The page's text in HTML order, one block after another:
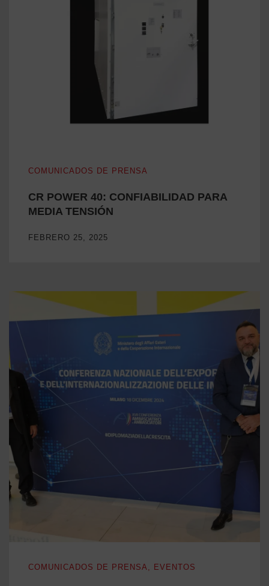
COMUNICADOS DE PRENSA
CR POWER 40: CONFIABILIDAD PARA
MEDIA TENSIÓN
FEBRERO 25, 2025
COMUNICADOS DE PRENSA EVENTOS